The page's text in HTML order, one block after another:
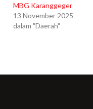
MBG Karanggeger
13 November 2025
dalam "Daerah"